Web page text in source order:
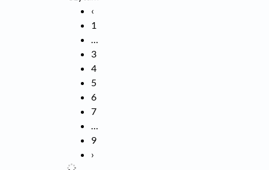
‹
1
3
4
5
6
7
9
›